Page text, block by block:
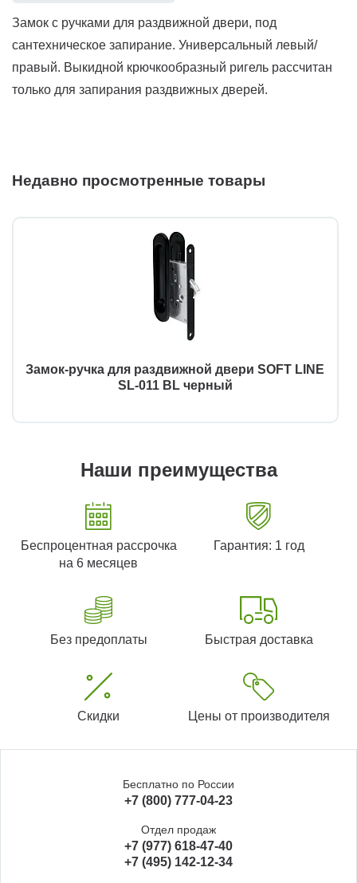
Замок с ручками для раздвижной двери, под
сантехническое запирание. Универсальный левый/
правый. Выкидной крючкообразный ригель рассчитан
только для запирания раздвижных дверей.
Недавно просмотренные товары
Замок-ручка для раздвижной двери SOFT LINE
SL-011 BL черный
Наши преимущества
Беспроцентная рассрочка
на 6 месяцев
Гарантия: 1 год
Без предоплаты Быстрая доставка
Скидки Цены от производителя
Бесплатно по России
+7 (800) 777-04-23
Отдел продаж
+7 (977) 618-47-40
+7 (495) 142-12-34